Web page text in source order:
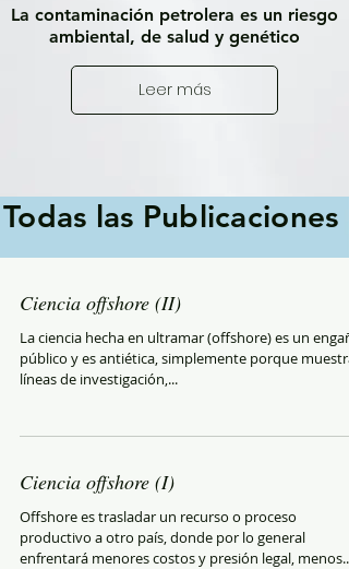
La contaminación petrolera es un riesgo
ambiental, de salud y genético
Leer más
Todas las Publicaciones
Ciencia offshore (II)
La ciencia hecha en ultramar (offshore) es un
público y es antiética, simplemente porque muestra
líneas de investigación,...
Ciencia offshore (I)
Offshore es trasladar un recurso o proceso
productivo a otro país, donde por lo general
enfrentará menores costos y presión legal, menos...